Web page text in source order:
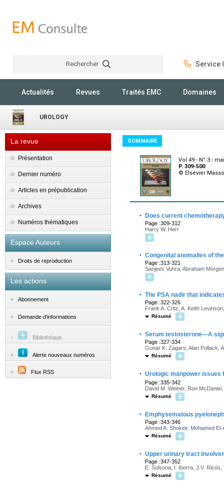
Rechercher Service
Actualités Revues Traités EMC Domaines
UROLOGY
La revue
Présentation
Dernier numéro
Articles en prépublication
Archives
Numéros thématiques
Espace Auteurs
Droits de reproduction
Les actions
Abonnement
Demande d'informations
Bibliothèque
Alerte nouveaux numéros
Flux RSS
SOMMAIRE
Vol 49 - N° 3 -
P. 309-500
© Elsevier
· Does current
Page :309-312
Harry W. Herr
· Congenital anomalies of
Page :313-321
Sanjeev Vohra, Abraham
· The PSA nadir that
Page :322-326
Frank A. Critz, A. Keith
Résumé
· Serum testosterone—A
Page :327-334
Gunar K. Zagars, Alan Pollack,
Résumé
· Urologic manpower issues
Page :335-342
David M. Weiner, Ron
Résumé
· Emphysematous
Page :343-346
Ahmed A. Shokeir, Mohamed
Résumé
· Upper urinary tract
Page :347-352
E. Solsona, I. Iborra, J.V.
Résumé